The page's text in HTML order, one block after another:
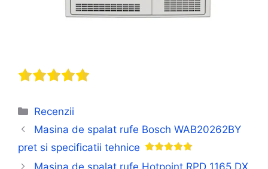
Categorii
Recenzii
Masina de spalat rufe Bosch WAB20262BY
pret si specificatii tehnice
Masina de spalat rufe Hotpoint RPD 1165 DX